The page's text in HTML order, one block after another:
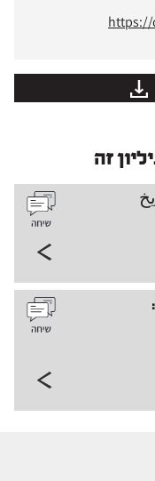
https://
זה